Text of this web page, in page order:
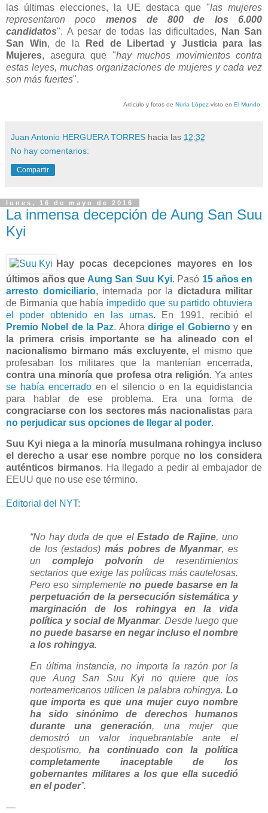
las últimas elecciones, la UE destaca que "las mujeres
representaron poco menos de 800 de los 6.000
candidatos". A pesar de todas las dificultades,
Nan San
San Win, de la
Red de Libertad y Justicia para las
Mujeres, asegura que "hay muchos movimientos contra
estas leyes, muchas organizaciones de mujeres y cada vez
son más fuertes".
Artículo y fotos de Núria López visto en El Mundo
Juan Antonio HERGUERA TORRES hacia las 12:32
No hay comentarios:
Compartir
lunes, 16 de mayo de 2016
La inmensa decepción de Aung San Suu
Kyi
Hay pocas decepciones mayores en los
últimos años que Aung San Suu Kyi. Pasó 15 años en
arresto domiciliario, internada por la dictadura militar
de Birmania que había impedido que su partido obtuviera
el poder obtenido en las urnas. En 1991, recibió el
Premio Nobel de la Paz. Ahora dirige el Gobiernoyen
la primera crisis importante se ha alineado con el
nacionalismo birmano más excluyente, el mismo que
profesaban los militares que la mantenían encerrada,
contra una minoría que profesa otra religión. Ya antes
se había encerradoen el silencio o en la equidistancia
para hablar de ese problema. Era una forma de
congraciarse con los sectores más nacionalistas para
no perjudicar sus opciones de llegar al poder.
Suu Kyi niega a la minoría musulmana rohingya incluso
el derecho a usar ese nombre porque no los considera
auténticos birmanos. Ha llegado a pedir al embajador de
EEUU que no use ese término.
Editorial del NYT:
“No hay duda de que elEstado de Rajine, uno
de los (estados)más pobres de Myanmar, es
un complejo polvorín de resentimientos
sectarios que exige las políticas más cautelosas.
Pero eso simplementeno puede basarse en la
perpetuación de la persecución sistemática y
marginación de los rohingya en la vida
política y social de Myanmar. Desde luego que
no puede basarse en negar incluso el nombre
a los rohingya.
En última instancia, no importa la razón por la
que Aung San Suu Kyi no quiere que los
norteamericanos utilicen la palabra rohingya. Lo
que importa es que una mujer cuyo nombre
ha sido sinónimo de derechos humanos
durante una generación, una mujer que
demostró un valor inquebrantable ante el
despotismo, ha continuado con la política
completamente inaceptable de los
gobernantes militares a los que ella sucedió
en el poder”.
—